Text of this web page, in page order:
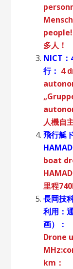
people!
多人！
NICT：
行： 4
人機自
飛行艇
boat
里程
長岡技
利用：
画）：
Drone
km：